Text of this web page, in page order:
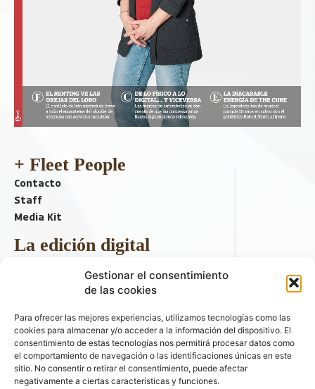
Gestionar el consentimiento
de las cookies
Para ofrecer las mejores experiencias, utilizamos tecnologías como las
cookies para almacenar y/o acceder a la información del dispositivo. El
consentimiento de estas tecnologías nos permitirá procesar datos como
el comportamiento de navegación o las identificaciones únicas en este
sitio. No consentir o retirar el consentimiento, puede afectar
negativamente a ciertas características y funciones.
+ Fleet People
Contacto
Staff
Media Kit
La edición digital
Descargar último ejemplar
ir a hemeroteca
+ Contenido en redes sociales